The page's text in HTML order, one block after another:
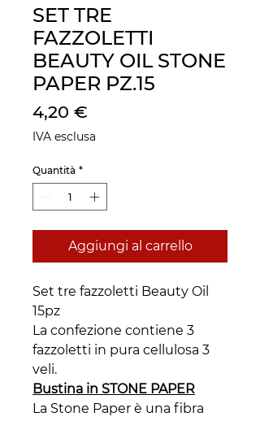
SET TRE
FAZZOLETTI
BEAUTY OIL STONE
PAPER PZ.15
4,20 €
IVA esclusa
Quantità *
Aggiungi al carrello
Set tre fazzoletti Beauty Oil
15pz
La confezione contiene 3
fazzoletti in pura cellulosa 3
veli.
Bustina in STONE PAPER
La Stone Paper è una fibra